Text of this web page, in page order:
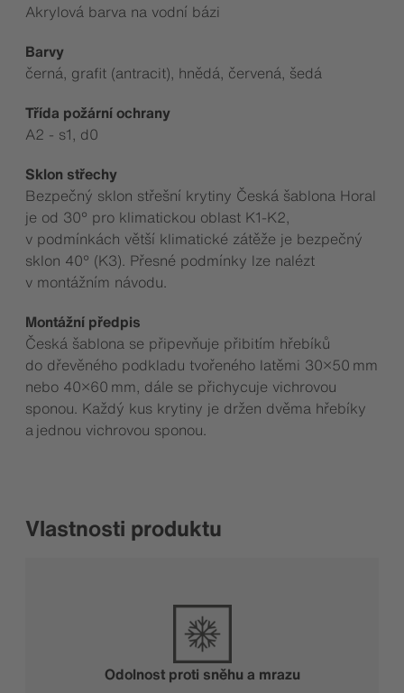
Akrylová barva na vodní bázi
Barvy
černá, grafit (antracit), hnědá, červená, šedá
Třída požární ochrany
A2 - s1, d0
Sklon střechy
Bezpečný sklon střešní krytiny Česká šablona Horal
je od 30° pro klimatickou oblast K1-K2,
v podmínkách větší klimatické zátěže je bezpečný
sklon 40° (K3). Přesné podmínky lze nalézt
v montážním návodu.
Montážní předpis
Česká šablona se připevňuje přibitím hřebíků
do dřevěného podkladu tvořeného latěmi 30×50 mm
nebo 40×60 mm, dále se přichycuje vichrovou
sponou. Každý kus krytiny je držen dvěma hřebíky
a jednou vichrovou sponou.
Vlastnosti produktu
Odolnost proti sněhu a mrazu